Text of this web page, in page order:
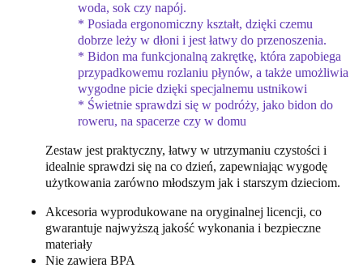
woda, sok czy napój.
* Posiada ergonomiczny kształt, dzięki czemu
dobrze leży w dłoni i jest łatwy do przenoszenia.
* Bidon ma funkcjonalną zakrętkę, która zapobiega
przypadkowemu rozlaniu płynów, a także umożliwia
wygodne picie dzięki specjalnemu ustnikowi
* Świetnie sprawdzi się w podróży, jako bidon do
roweru, na spacerze czy w domu
Zestaw jest praktyczny, łatwy w utrzymaniu czystości i
idealnie sprawdzi się na co dzień, zapewniając wygodę
użytkowania zarówno młodszym jak i starszym dzieciom.
Akcesoria wyprodukowane na oryginalnej licencji, co
gwarantuje najwyższą jakość wykonania i bezpieczne
materiały
Nie zawiera BPA